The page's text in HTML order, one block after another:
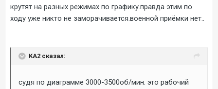
крутят на разных режимах по графику.правда этим по
ходу уже никто не заморачивается.военной приёмки нет..
KA2 сказал:
судя по диаграмме 3000-3500об/мин. это рабочий